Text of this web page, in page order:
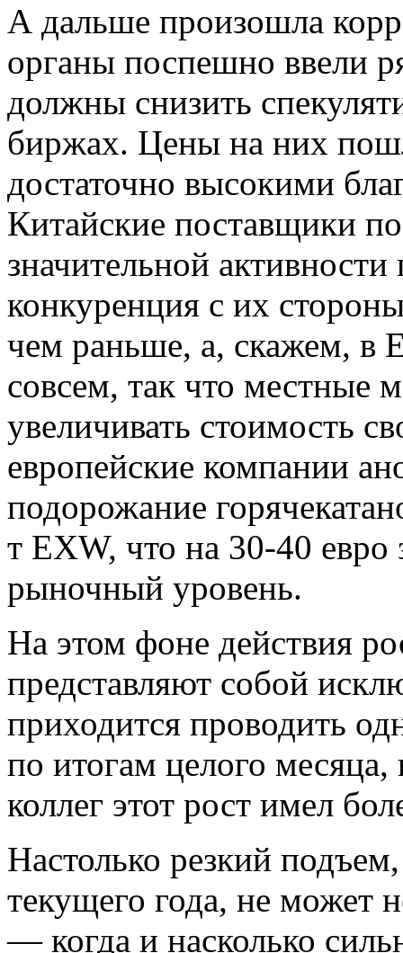
А дальше произошла
органы поспешно ввели
должны снизить
биржах. Цены на них
достаточно высокими
Китайские поставщики
значительной
конкуренция с их
чем раньше, а, скажем, в
совсем, так что местные
увеличивать стоимость
европейские компании
подорожание
т EXW, что на 30-40
рыночный уровень.
На этом фоне действия
представляют собой
приходится проводить
по итогам целого
коллег этот рост имел
Настолько резкий
текущего года, не может
— когда и насколько